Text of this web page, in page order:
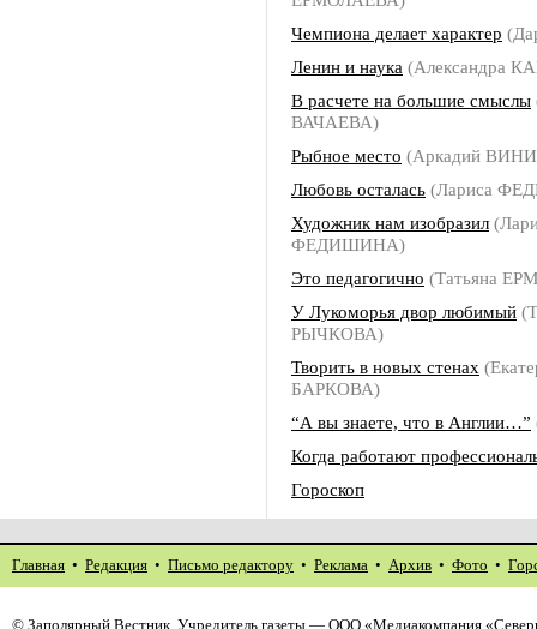
Чемпиона делает характер
Ленин и наука (Александра
В расчете на большие смыслы
ВАЧАЕВА)
Рыбное место (Аркадий
Любовь осталась (Лариса
Художник нам изобразил
ФЕДИШИНА)
Это педагогично (Татьяна
У Лукоморья двор любимый
РЫЧКОВА)
Творить в новых стенах
БАРКОВА)
“А вы знаете, что в Англии…”
Когда работают
Гороскоп
Главная • Редакция • Письмо редактору • Реклама • Архив • Фото •
© Заполярный Вестник . Учредитель газеты — ООО «Медиакомпания